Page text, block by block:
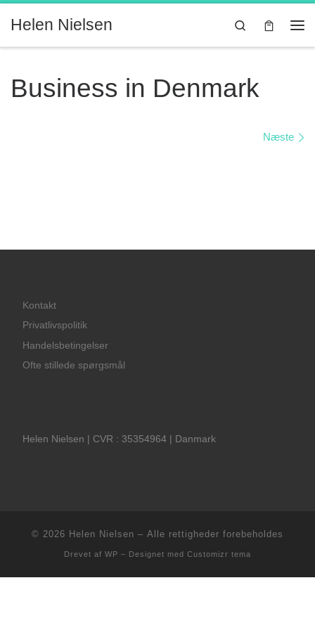
Fortsæt til indhold
Helen Nielsen
Search
Business in Denmark
Næste
Kontakt
Privatlivspolitik
Handelsbetingelser
Ofte stillede spørgsmål
Helen Nielsen | CVR : 35354964 | Danmark
© 2026 Helen Nielsen – Alle rettigheder forebeholdes
Drevet af WP – Designet med Customizr tema